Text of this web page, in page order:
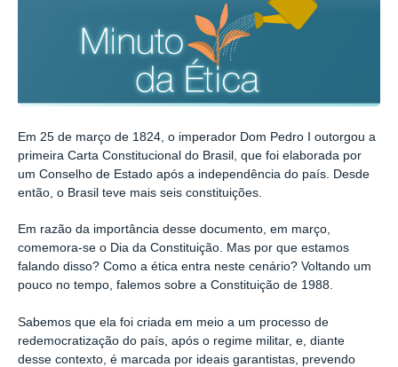
Em 25 de março de 1824, o imperador Dom Pedro I outorgou a
primeira Carta Constitucional do Brasil, que foi elaborada por
um Conselho de Estado após a independência do país. Desde
então, o Brasil teve mais seis constituições.
Em razão da importância desse documento, em março,
comemora-se o Dia da Constituição. Mas por que estamos
falando disso? Como a ética entra neste cenário? Voltando um
pouco no tempo, falemos sobre a Constituição de 1988.
Sabemos que ela foi criada em meio a um processo de
redemocratização do país, após o regime militar, e, diante
desse contexto, é marcada por ideais garantistas, prevendo